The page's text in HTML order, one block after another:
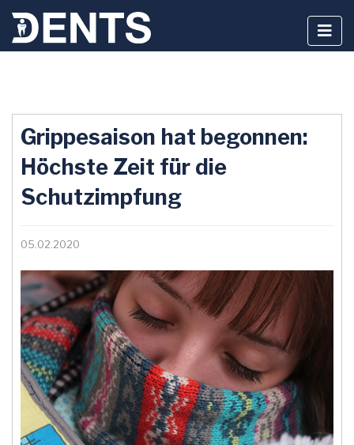
springen
Grippesaison hat begonnen:
Höchste Zeit für die
Schutzimpfung
05.02.2020